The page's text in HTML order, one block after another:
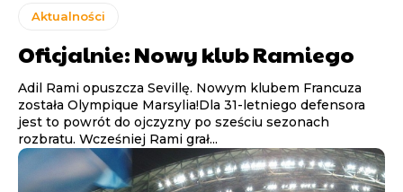
Aktualności
Oficjalnie: Nowy klub Ramiego
Adil Rami opuszcza Sevillę. Nowym klubem Francuza
została Olympique Marsylia!Dla 31-letniego defensora
jest to powrót do ojczyzny po sześciu sezonach
rozbratu. Wcześniej Rami grał...